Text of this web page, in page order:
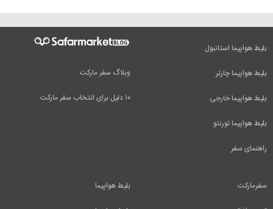
وبلاگ سفر مارکت
۱۰ دلیل برای انتخاب سفر مارکت
بلیط هواپیما استانبول
بلیط هواپیما چارتر
بلیط هواپیما خارجی
بلیط هواپیما تورنتو
راهنمای سفر
بلیط هواپیما سفرمارکت